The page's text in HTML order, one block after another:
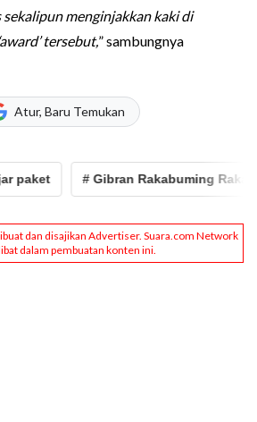
menginjakkan kaki di
tersebut,” sambungnya
Atur, Baru Temukan
# Gibran Rakabuming Raka